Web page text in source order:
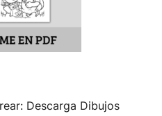
Descarga Dibujos